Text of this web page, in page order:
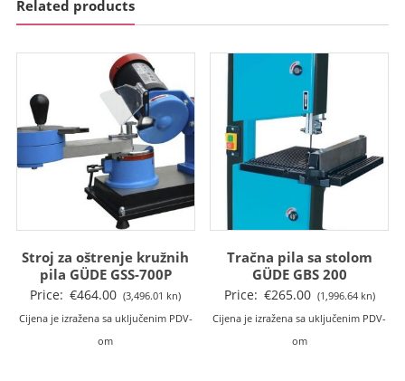
Related products
Stroj za oštrenje kružnih
pila GÜDE GSS-700P
Price: €464.00 (3,496.01 kn)
Cijena je izražena sa uključenim PDV-
om
Tračna pila sa stolom
GÜDE GBS 200
Price: €265.00 (1,996.64 kn)
Cijena je izražena sa uključenim PDV-
om